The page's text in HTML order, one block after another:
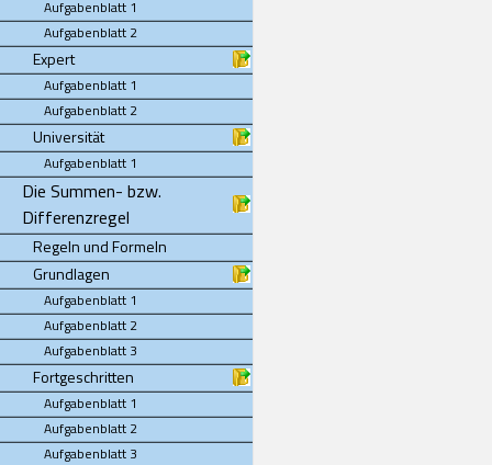
Aufgabenblatt 1
Aufgabenblatt 2
Expert
Aufgabenblatt 1
Aufgabenblatt 2
Universität
Aufgabenblatt 1
Die Summen- bzw.
Differenzregel
Regeln und Formeln
Grundlagen
Aufgabenblatt 1
Aufgabenblatt 2
Aufgabenblatt 3
Fortgeschritten
Aufgabenblatt 1
Aufgabenblatt 2
Aufgabenblatt 3